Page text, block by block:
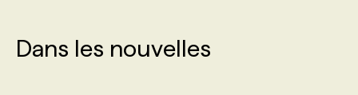
Dans les nouvelles